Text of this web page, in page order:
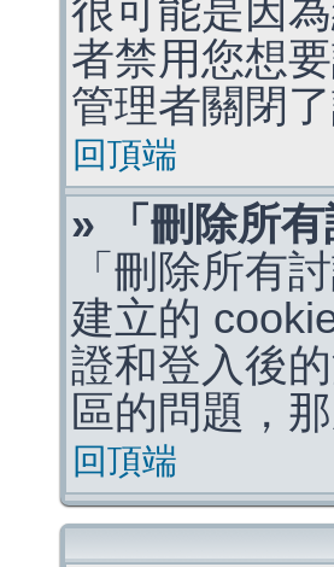
很可能是因
者禁用您想
管理者關閉
回頂端
» 「刪除所
「刪除所有
建立的
證和登入後
區的問題，
回頂端